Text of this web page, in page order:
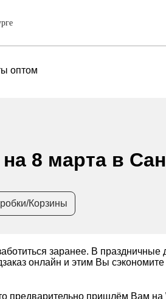
оптом
8 марта в
Корзины
заранее. В
онлайн и этим Вы
предварительно пришлём Вам